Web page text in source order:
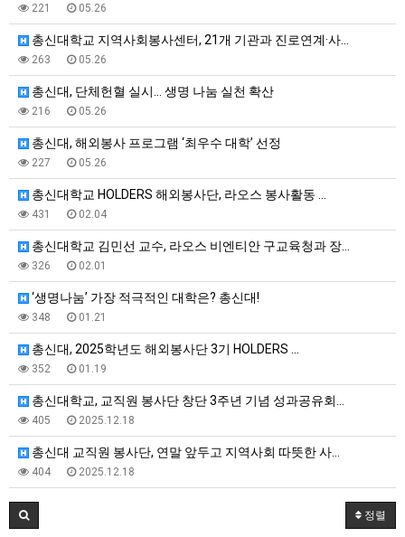
221 05.26
총신대학교 지역사회봉사센터, 21개 기관과 진로연계·사…
263 05.26
총신대, 단체헌혈 실시… 생명 나눔 실천 확산
216 05.26
총신대, 해외봉사 프로그램 ‘최우수 대학’ 선정
227 05.26
총신대학교 HOLDERS 해외봉사단, 라오스 봉사활동 …
431 02.04
총신대학교 김민선 교수, 라오스 비엔티안 구교육청과 장…
326 02.01
‘생명나눔’ 가장 적극적인 대학은? 총신대!
348 01.21
총신대, 2025학년도 해외봉사단 3기 HOLDERS …
352 01.19
총신대학교, 교직원 봉사단 창단 3주년 기념 성과공유회…
405 2025.12.18
총신대 교직원 봉사단, 연말 앞두고 지역사회 따뜻한 사…
404 2025.12.18
정렬